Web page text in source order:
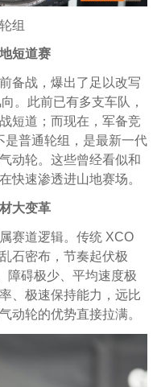
组
短道赛
备战，爆出了足以改写
。此前已有多支车队，
短道；而现在，军备竞
普通轮组，是最新一代
动轮。这些曾经看似和
快速渗透进山地赛场。
大变革
赛道逻辑。传统 XCO
石密布，节奏起伏极
障碍极少、平均速度极
、极速保持能力，远比
动轮的优势直接拉满。